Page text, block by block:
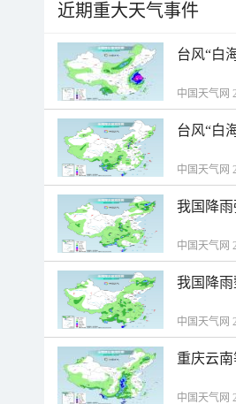
近期重大天气事件
台风“白
中国天气网
台风“白
中国天气网
我国降
中国天气网
我国降
中国天气网
重庆云
中国天气网